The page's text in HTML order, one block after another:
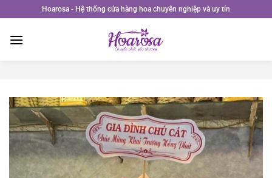
qua
nội
Hoarosa - Hệ thống cửa hàng hoa chuyên nghiệp và uy tín